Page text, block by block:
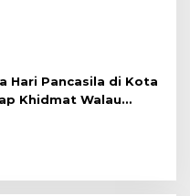
Hari Pancasila di Kota
Khidmat Walau